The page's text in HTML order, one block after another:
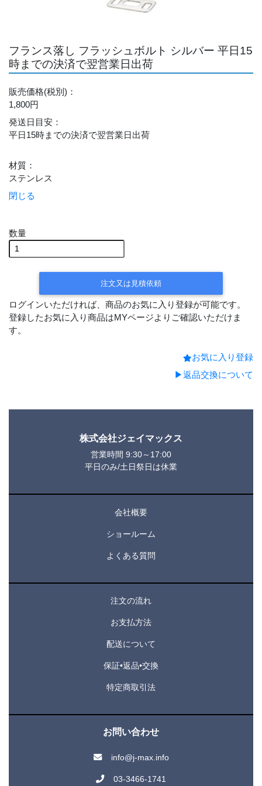
フランス落し フラッシュボルト シルバー 平日15
時までの決済で翌営業日出荷
販売価格(税別) ：
1,800円
発送日目安 ：
平日15時までの決済で翌営業日出荷
材質 ：
ステンレス
閉じる
数量
注文又は見積依頼
ログインいただければ、商品のお気に入り登録が可能です。
登録したお気に入り商品はMYページよりご確認いただけま
す。
お気に入り登録
▶返品交換について
株式会社ジェイマックス
営業時間 9:30～17:00
平日のみ/土日祭日は休業
会社概要
ショールーム
よくある質問
注文の流れ
お支払方法
配送について
保証•返品•交換
特定商取引法
お問い合わせ
info@j-max.info
03-3466-1741